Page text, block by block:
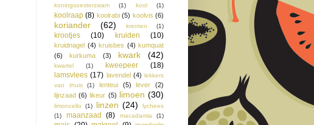
koningsoesterzwam
(1) kool (1)
koolraap (8) koolrabi (5) koolvis (6)
koriander (62) krenten (1)
krootjes (10) kruiden (10)
kruidnagel (4) kruisbes (4) kumquat
(6)
kurkuma (3) kwark (42)
kwartel (1) kweepeer
(18)
lamsvlees (17) lavendel (4) lekkers
van thuis
(1) lenteui (5) lever
(2)
lijnzaad (6) likeur (5) limoen (30)
limoncello (1) linzen (24)
lychees
(1)
maanzaad (8) macadamia (1)